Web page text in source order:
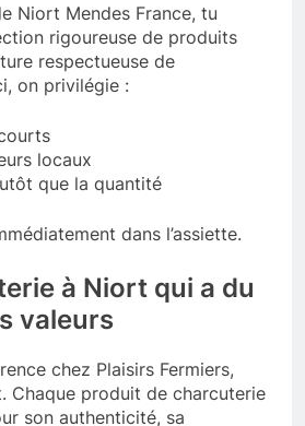
Niort Mendes France, tu
rigoureuse de produits
respectueuse de
on privilégie :
locaux
que la quantité
dans l’assiette.
à Niort qui a du
valeurs
chez Plaisirs Fermiers,
Chaque produit de charcuterie
son authenticité, sa